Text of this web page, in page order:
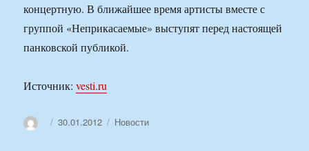
концертную. В ближайшее время артисты вместе с
группой «Неприкасаемые» выступят перед настоящей
панковской публикой.
Источник:vesti.ru
АвторОпубликовано
30.01.2012 Рубрики
Новости